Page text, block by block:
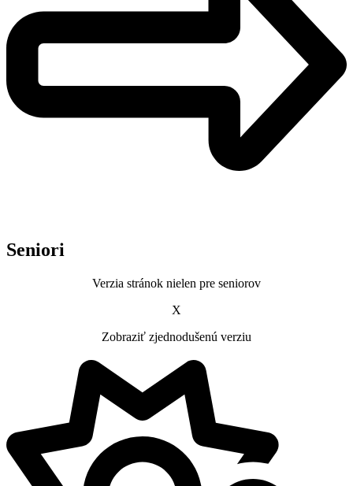
Seniori
Verzia stránok nielen pre seniorov
X
Zobraziť zjednodušenú verziu